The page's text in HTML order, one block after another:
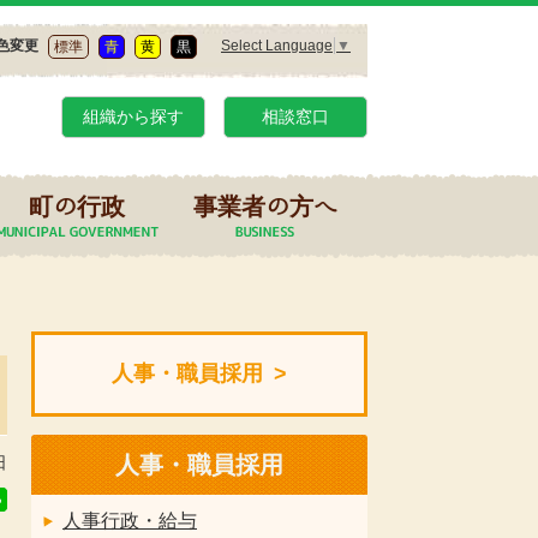
変更 標準 青 黄 黒 Select Language ▼
組織から探す 相談窓口
町の行政 事業者の方へ
人事・職員採用
人事・職員採用
人事行政・給与